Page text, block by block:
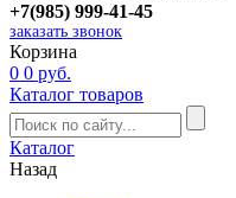
+7(985) 999-41-45
заказать звонок
Корзина
0 0 руб.
Каталог товаров
Каталог
Назад